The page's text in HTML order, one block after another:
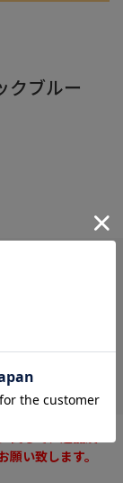
クブルー
い致します。